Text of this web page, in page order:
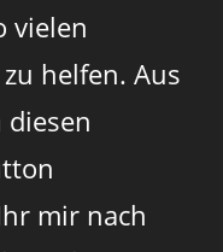
vielen
helfen. Aus
mir nach